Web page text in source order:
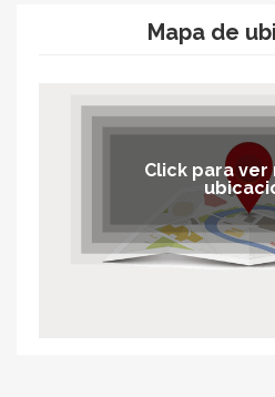
Mapa de
Click para ver